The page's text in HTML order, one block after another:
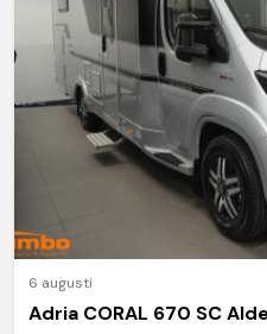
6 augusti
Adria CORAL 670 SC